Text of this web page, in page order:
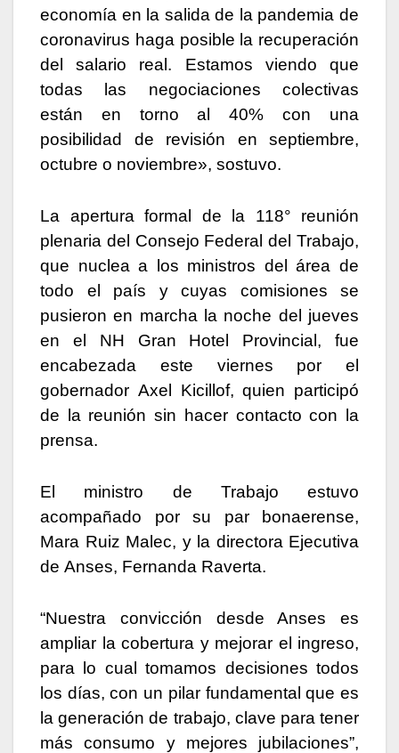
economía en la salida de la pandemia de
coronavirus haga posible la recuperación
del salario real. Estamos viendo que
todas las negociaciones colectivas
están en torno al 40% con una
posibilidad de revisión en septiembre,
octubre o noviembre», sostuvo.
La apertura formal de la 118° reunión
plenaria del Consejo Federal del Trabajo,
que nuclea a los ministros del área de
todo el país y cuyas comisiones se
pusieron en marcha la noche del jueves
en el NH Gran Hotel Provincial, fue
encabezada este viernes por el
gobernador Axel Kicillof, quien participó
de la reunión sin hacer contacto con la
prensa.
El ministro de Trabajo estuvo
acompañado por su par bonaerense,
Mara Ruiz Malec, y la directora Ejecutiva
de Anses, Fernanda Raverta.
“Nuestra convicción desde Anses es
ampliar la cobertura y mejorar el ingreso,
para lo cual tomamos decisiones todos
los días, con un pilar fundamental que es
la generación de trabajo, clave para tener
más consumo y mejores jubilaciones”,